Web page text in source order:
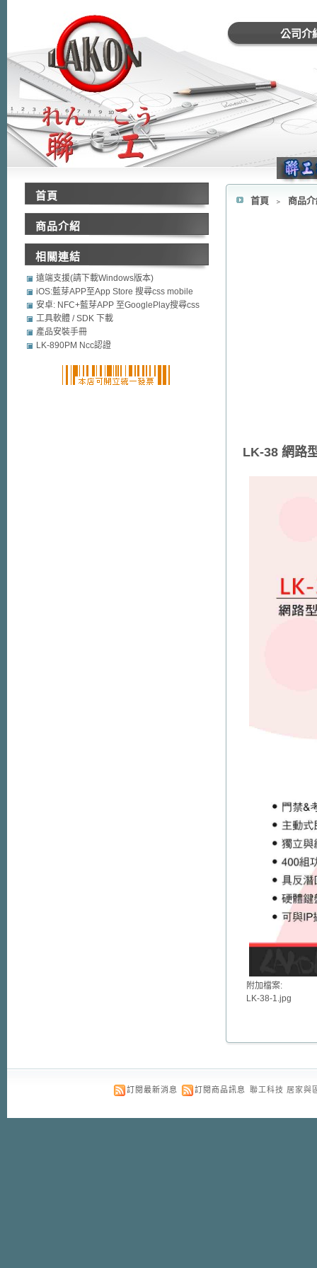
公司介
首頁 ﹥ 商品
LK-38 網路
附加檔案:
LK-38-1.jpg
首頁
商品介紹
相關連結
遠端支援(請下載Windows版本)
iOS:藍芽APP至App Store 搜尋css mobile
security
安卓: NFC+藍芽APP 至GooglePlay搜尋css
mobile security
工具軟體 / SDK 下載
產品安裝手冊
LK-890PM Ncc認證
訂閱最新消息 訂閱商品訊息 聯工科技 居家